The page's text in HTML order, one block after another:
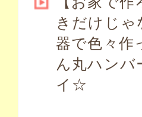
きだけじゃ
器で色々作
ん丸ハンバ
イ☆